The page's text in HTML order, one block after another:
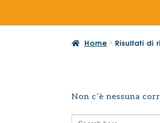
Home Risultati di
Non c’è nessuna
Search